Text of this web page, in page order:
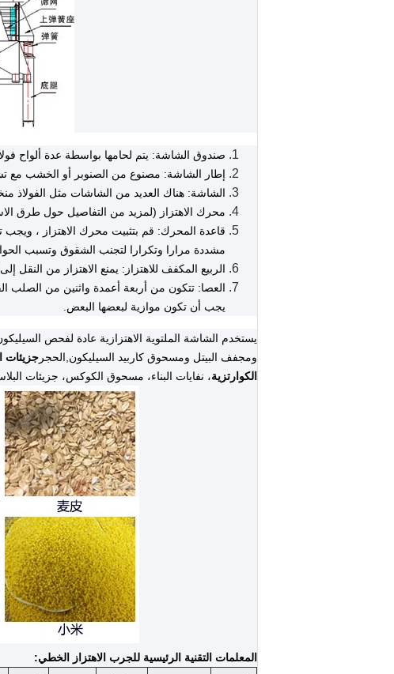
صندوق الشاشة: يتم لحامها بواسطة عدة ألواح
إطار الشاشة: مصنوع من الصنوبر أو الخشب
الشاشة: هناك العديد من الشاشات مثل الفولاذ
محرك الاهتزاز (لمزيد من التفاصيل حول طرق
قاعدة المحرك: قم بتثبيت محرك الاهتزاز ، ويجب
مشددة مرارا وتكرارا لتجنب الشقوق وتسبب
الربيع المكفف للاهتزاز: يمنع الاهتزاز من
العصا: تتكون من أربعة أعمدة واثنين من الصلب
يجب أن تكون موازية لبعضها البعض.
يستخدم الشاشة الملتوية الاهتزازية عادة لفحص
ومجفف البيتل ومسحوق كاربيد السيليكون,الحجر جزيئات
الكوارتزية، نفايات البناء، مسحوق الكوكس، جزيئات
المعلمات التقنية الرئيسية للجرب الاهتزاز الخطي: